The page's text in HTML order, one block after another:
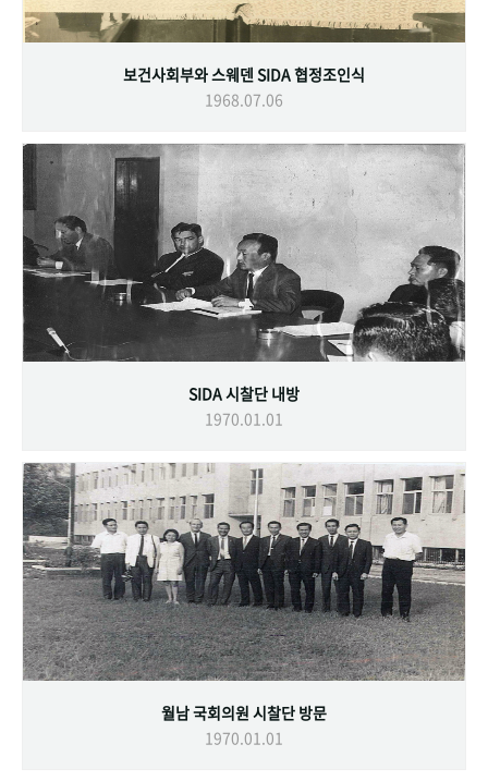
보건사회부와 스웨덴 SIDA 협정조인식
1968.07.06
SIDA 시찰단 내방
1970.01.01
월남 국회의원 시찰단 방문
1970.01.01